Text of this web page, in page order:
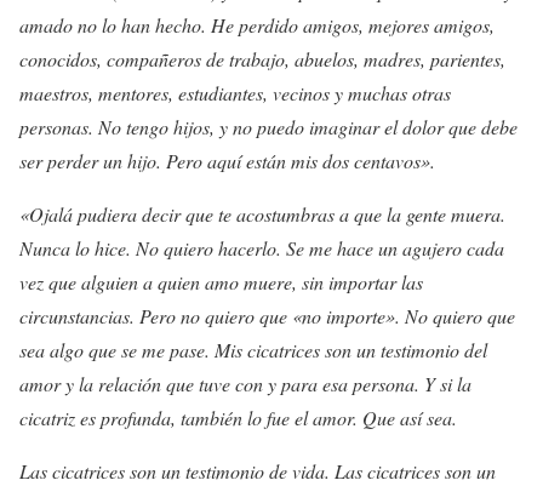
amado no lo han hecho. He perdido amigos, mejores amigos,
conocidos, compañeros de trabajo, abuelos, madres, parientes,
maestros, mentores, estudiantes, vecinos y muchas otras
personas. No tengo hijos, y no puedo imaginar el dolor que debe
ser perder un hijo. Pero aquí están mis dos centavos».
«Ojalá pudiera decir que te acostumbras a que la gente muera.
Nunca lo hice. No quiero hacerlo. Se me hace un agujero cada
vez que alguien a quien amo muere, sin importar las
circunstancias. Pero no quiero que «no importe». No quiero que
sea algo que se me pase. Mis cicatrices son un testimonio del
amor y la relación que tuve con y para esa persona. Y si la
cicatriz es profunda, también lo fue el amor. Que así sea.
Las cicatrices son un testimonio de vida. Las cicatrices son un